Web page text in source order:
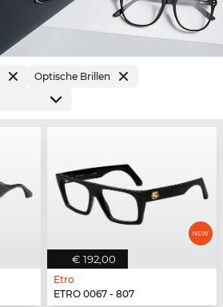
Optische Brillen
€ 192,00
Etro
ETRO 0067 - 807